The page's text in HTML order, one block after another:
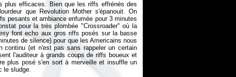
plus efficaces. Bien que les riffs effrénés des
que Revolution Mother s'épanouit. On
pesants et ambiance enfumée pour 3 minutes
pour la très plombée "Crossroader" où la
font echo aux gros riffs posés sur la basse
de silence) pour que les Americains nous
continu (et n'est pas sans rappeler un certain
l'auditeur à grands coups de riffs boueux et
plus posé s'en sort à merveille et insuffle un
le sludge.